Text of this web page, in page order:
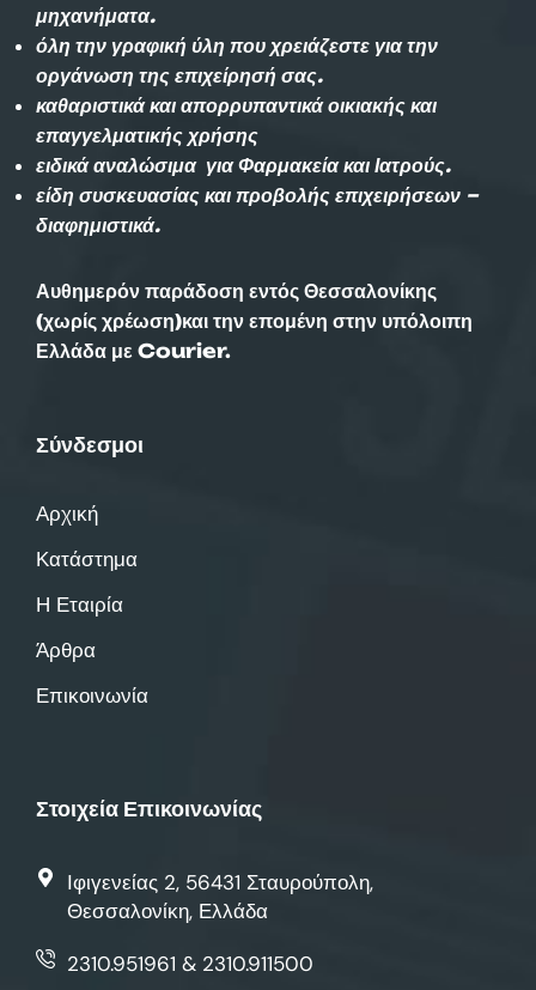
μηχανήματα.
όλη την γραφική ύλη που χρειάζεστε για την
οργάνωση της επιχείρησή σας.
καθαριστικά και απορρυπαντικά οικιακής και
επαγγελματικής χρήσης
ειδικά αναλώσιμα για Φαρμακεία και Ιατρούς.
είδη συσκευασίας και προβολής επιχειρήσεων –
διαφημιστικά.
Αυθημερόν παράδοση εντός Θεσσαλονίκης
(χωρίς χρέωση)και την επομένη στην υπόλοιπη
Ελλάδα με Courier.
Σύνδεσμοι
Αρχική
Κατάστημα
Η Εταιρία
Άρθρα
Επικοινωνία
Στοιχεία Επικοινωνίας
Ιφιγενείας 2, 56431 Σταυρούπολη,
Θεσσαλονίκη, Ελλάδα
2310.951961 & 2310.911500